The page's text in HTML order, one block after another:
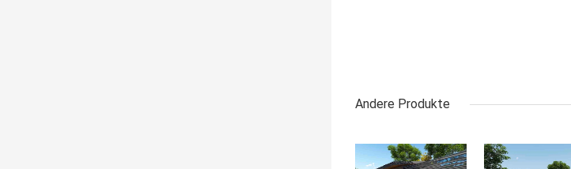
Andere Produkte